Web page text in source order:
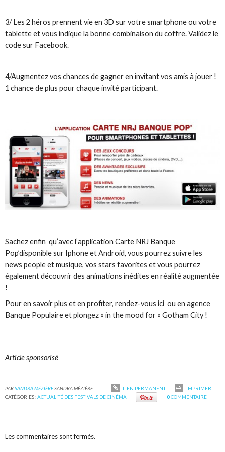
3/ Les 2 héros prennent vie en 3D sur votre smartphone ou votre
tablette et vous indique la bonne combinaison du coffre. Validez le
code sur Facebook.
4/Augmentez vos chances de gagner en invitant vos amis à jouer !
1 chance de plus pour chaque invité participant.
Sachez enfin qu’avec l’application Carte NRJ Banque
Pop’disponible sur Iphone et Android, vous pourrez suivre les
news people et musique, vos stars favorites et vous pourrez
également découvrir des animations inédites en réalité augmentée
!
Pour en savoir plus et en profiter, rendez-vous ici ou en agence
Banque Populaire et plongez « in the mood for » Gotham City !
Article sponsorisé
PARSANDRA MÉZIÈRESANDRA MÉZIÈRE LIEN PERMANENT
IMPRIMER
CATÉGORIES :ACTUALITÉ DES FESTIVALS DE CINÉMA 0COMMENTAIRE
Les commentaires sont fermés.